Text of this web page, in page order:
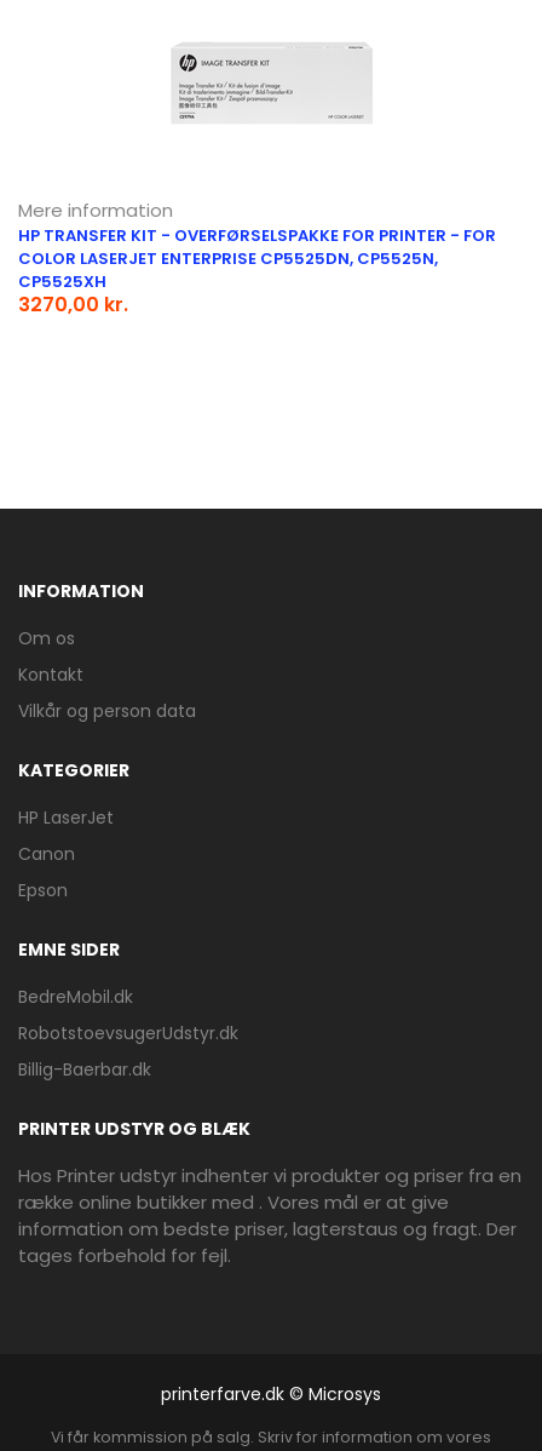
Mere information
HP TRANSFER KIT - OVERFØRSELSPAKKE FOR PRINTER - FOR
COLOR LASERJET ENTERPRISE CP5525DN, CP5525N,
CP5525XH
3270,00 kr.
INFORMATION
Om os
Kontakt
Vilkår og person data
KATEGORIER
HP LaserJet
Canon
Epson
EMNE SIDER
BedreMobil.dk
RobotstoevsugerUdstyr.dk
Billig-Baerbar.dk
PRINTER UDSTYR OG BLÆK
Hos Printer udstyr indhenter vi produkter og priser fra en
række online butikker med . Vores mål er at give
information om bedste priser, lagterstaus og fragt. Der
tages forbehold for fejl.
printerfarve.dk © Microsys
Vi får kommission på salg. Skriv for information om vores